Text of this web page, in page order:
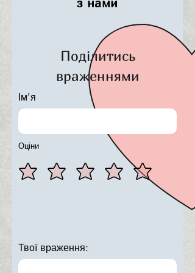
з нами
Поділитись
враженнями
Ім'я
Оціни
Твої враження: